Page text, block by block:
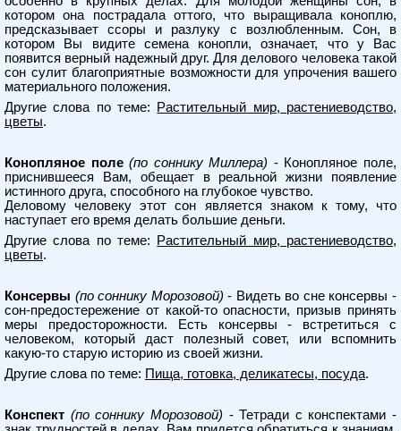
котором она пострадала оттого, что выращивала коноплю,
предсказывает ссоры и разлуку с возлюбленным. Сон, в
котором Вы видите семена конопли, означает, что у Вас
появится верный надежный друг. Для делового человека такой
сон сулит благоприятные возможности для упрочения вашего
материального положения.
Другие слова по теме:
Растительный мир, растениеводство,
цветы.
Конопляное поле (по соннику Миллера) - Конопляное поле,
приснившееся Вам, обещает в реальной жизни появление
истинного друга, способного на глубокое чувство.
Деловому человеку этот сон является знаком к тому, что
наступает его время делать большие деньги.
Другие слова по теме:
Растительный мир, растениеводство,
цветы.
Консервы (по соннику Морозовой) - Видеть во сне консервы -
сон-предостережение от какой-то опасности, призыв принять
меры предосторожности. Есть консервы - встретиться с
человеком, который даст полезный совет, или вспомнить
какую-то старую историю из своей жизни.
Другие слова по теме: Пища, готовка, деликатесы, посуда.
Конспект (по соннику Морозовой) - Тетради с конспектами -